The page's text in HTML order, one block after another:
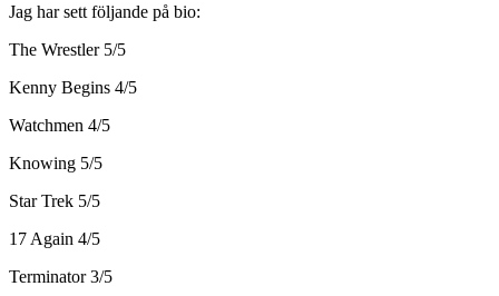
Jag har sett följande på bio:
The Wrestler 5/5
Kenny Begins 4/5
Watchmen 4/5
Knowing 5/5
Star Trek 5/5
17 Again 4/5
Terminator 3/5